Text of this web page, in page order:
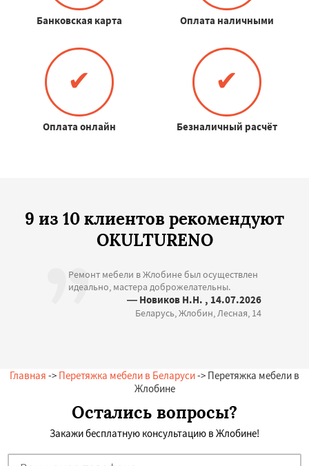
Банковская карта Оплата наличными
✔
Оплата онлайн
✔
Безналичный расчёт
9 из 10 клиентов рекомендуют
OKULTURENO
Ремонт мебели в Жлобине был осуществлен
идеально, мастера доброжелательны.
— Новиков Н.Н. , 14.07.2026
Беларусь, Жлобин, Лесная, 14
Главная -> Перетяжка мебели в Беларуси-> Перетяжка мебели в
Жлобине
Остались вопросы?
Закажи бесплатную консультацию в Жлобине!